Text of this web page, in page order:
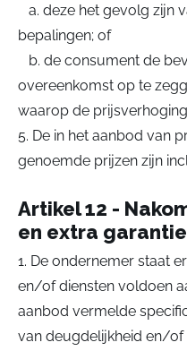
a. deze het gevolg zijn
bepalingen; of
b. de consument de
overeenkomst op te
waarop de
5. De in het aanbod van
genoemde prijzen zijn
Artikel 12 -
en extra garantie
1. De ondernemer staat
en/of diensten voldoen
aanbod vermelde
van deugdelijkheid en/